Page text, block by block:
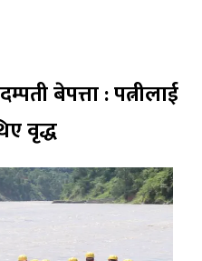
बेपत्ता : पत्नीलाई
वृद्ध